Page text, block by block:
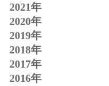
2021年
2020年
2019年
2018年
2017年
2016年